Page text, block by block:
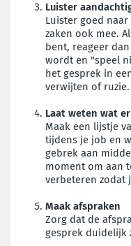
Luister
Luister goed
zaken ook mee.
bent, reageer
wordt en "speel
het gesprek in
verwijten of
Laat weten wat
Maak een lijstje
tijdens je job en
gebrek aan
moment om aan
verbeteren zodat
Maak afspraken
Zorg dat de
gesprek duidelijk